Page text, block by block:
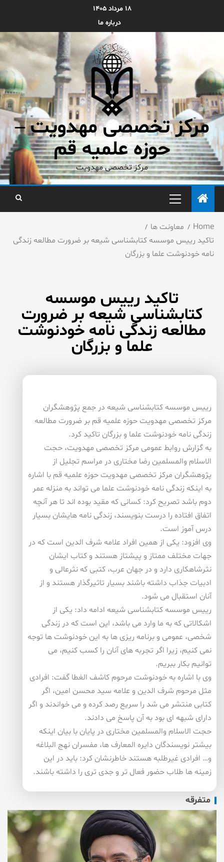
۱۸ مرداد ۱۴۰۵
درباره ما
مرکز تخصصی مهدویت –
حوزه علمیه قم
مرکز تخصصی مهدویت
Home
معاونت ها
تاكید رییس موسسه كتابشناسی شیعه بر ضرورت مطالعه زندگی
نامه خودنوشت علما و بزرگان
تاكید رییس موسسه
كتابشناسی شیعه بر ضرورت
مطالعه زندگی نامه خودنوشت
علما و بزرگان
رییس موسسه كتابشناسی شیعه در جمع پژوهشگران
مركز تخصصی مهدویت حوزه علمیه قم بر ضرورت مطالعه
زندگی نامه خودنوشت علما و بزرگان تاكید كرد.
به گزارش روابط عمومی مركز تخصصی مهدویت، حجت
الاسلام والمسلمین رضا مختاری در مراسم تجلیل از
پژوهشگران مركز تخصصی مهدویت حوزه علمیه قم با اشاره
به اینكه زندگی نامه خودنوشت علما می تواند به منزله عمر
دوم باشد تصریح كرد: كسانی كه مقید بوده اند تا هر آنچه
اتفاق افتاده را درست بنویسند، زندگی نامه هایشان بسیار
درس آموز است.
وی افزود: یكی از همین افراد علامه شرف الدین است كه در
جهات مختلف ممتاز و پیشتاز هستند و كتاب ایشان
نثرشاهكاری دارد و در جهان عرب، كتبی كه نثرعالی و
ادبیات جذاب داشته باشند بسیار تاثیرگذار هستند و از
آنان استقبال می شود.
رییس موسسه كتابشناسی شیعه ادامه داد: یكی از
اشكالاتی كه به ما وارد می باشد، این است كه در زندگی
شخصی، عمومی و برنامه ریزی ها به این خودنوشت ها توجه
نمی كنیم، زیرا اگر تجربه های آنان را كسب كنیم، می
توانیم بكار ببریم.
وی با اشاره به خودنوشت مرحوم كاشف الغطا گفت: افرادی
مثل مرحوم شرف الدین و علامه سید محسن امین، اگر
كتابی منتشر می شد را سریع رصد كرده و می خواندند و اگر
دارای شبهه ای بود به آن پاسخ می دادند.
حجت الاسلام والمسلمین مختاری در پایان با بیان اینكه
بیشتر نویسندگان دایره المعارف ها، مفسران نهج البلاغه
و… افرادی غیرطلبه هستند خاطرنشان كرد: باید در این
زمینه ها طلاب حضور فعال تر و جدی تری را داشته باشند.
متفرقه